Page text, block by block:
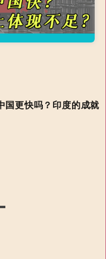
国更快吗？印度的成就